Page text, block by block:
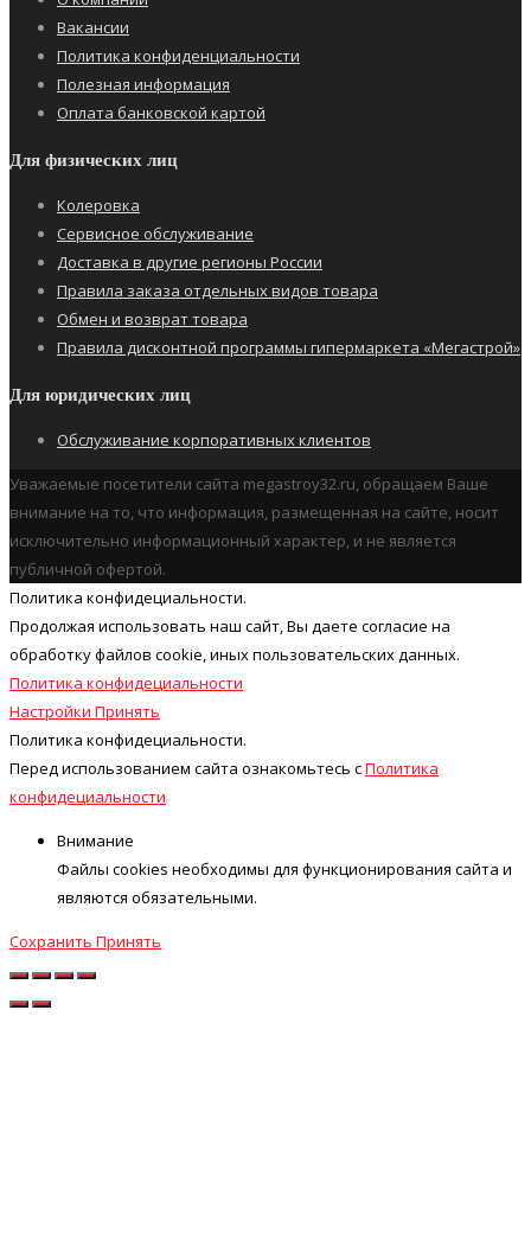
Вакансии
Политика конфиденциальности
Полезная информация
Оплата банковской картой
Для физических лиц
Колеровка
Сервисное обслуживание
Доставка в другие регионы России
Правила заказа отдельных видов товара
Обмен и возврат товара
Правила дисконтной программы гипермаркета «Мегастрой»
Для юридических лиц
Обслуживание корпоративных клиентов
Уважаемые посетители сайта megastroy32.ru, обращаем Ваше
внимание на то, что информация, размещенная на сайте, носит
исключительно информационный характер, и не является
публичной офертой.
Политика конфидециальности.
Продолжая использовать наш cайт, Вы даете согласие на
обработку файлов cookie, иных пользовательских данных.
Политика конфидециальности
Настройки Принять
Политика конфидециальности.
Перед использованием сайта ознакомьтесь сПолитика
конфидециальности
Внимание
Файлы cookies необходимы для функционирования сайта и
являются обязательными.
Сохранить Принять